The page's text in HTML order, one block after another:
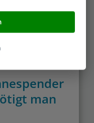
Füllmengen
man